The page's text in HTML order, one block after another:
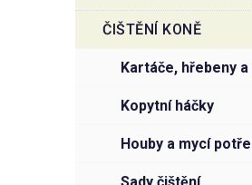
l
ČIŠTĚNÍ KONĚ
kartáče, hřebeny
kopytní háčky
houby a mycí
sady čištění